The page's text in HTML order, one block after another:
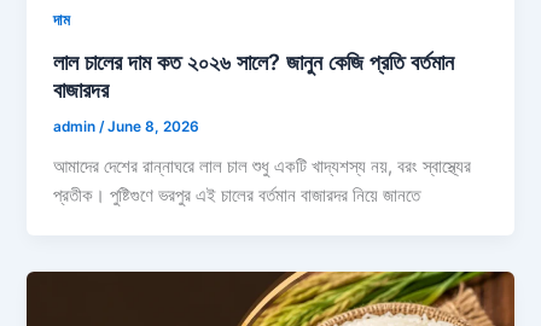
দাম
লাল চালের দাম কত ২০২৬ সালে? জানুন কেজি প্রতি বর্তমান
বাজারদর
admin /June 8, 2026
আমাদের দেশের রান্নাঘরে লাল চাল শুধু একটি খাদ্যশস্য নয়, বরং স্বাস্থ্যের
প্রতীক। পুষ্টিগুণে ভরপুর এই চালের বর্তমান বাজারদর নিয়ে জানতে